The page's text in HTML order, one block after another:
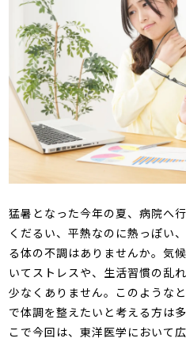
猛暑となった今年の夏、病院へ
くだるい、平熱なのに熱っぽい
る体の不調はありませんか。気
いてストレスや、生活習慣の乱
少なくありません。このような
で体調を整えたいと考える方は
こで今回は、東洋医学において